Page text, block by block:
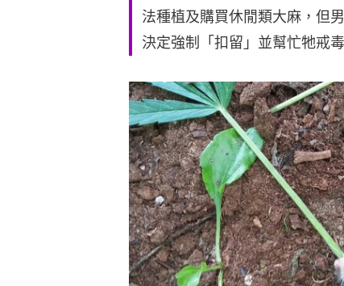
法種植及購買休閒類大麻，但
決定強制「扣留」並幫忙牠戒毒